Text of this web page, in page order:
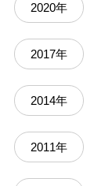
2020年
2017年
2014年
2011年